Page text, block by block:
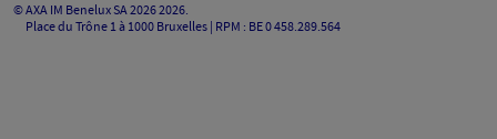
©AXA IM Benelux SA 20262026.
Place du Trône 1 à 1000 Bruxelles | RPM : BE 0 458.289.564